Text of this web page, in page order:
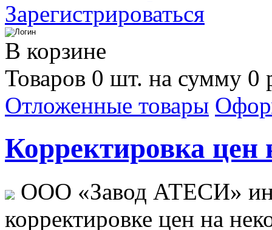
Зарегистрироваться
В корзине
Товаров 0 шт. на сумму 0
Отложенные товары
Корректировка цен
ООО «Завод АТЕСИ»
корректировке цен на